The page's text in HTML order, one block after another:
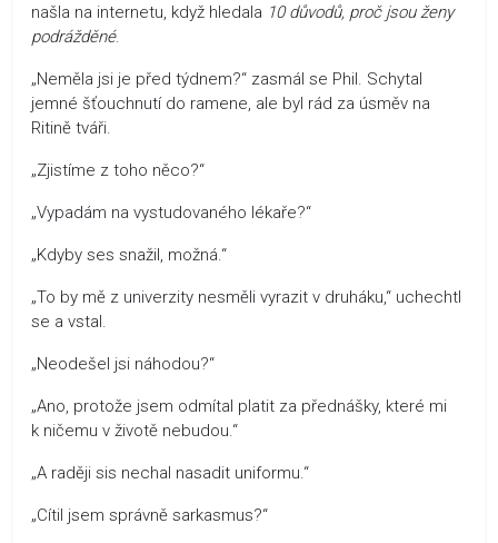
našla na internetu, když hledala 10 důvodů, proč jsou ženy
podrážděné.
„Neměla jsi je před týdnem?“ zasmál se Phil. Schytal
jemné šťouchnutí do ramene, ale byl rád za úsměv na
Ritině tváři.
„Zjistíme z toho něco?“
„Vypadám na vystudovaného lékaře?“
„Kdyby ses snažil, možná.“
„To by mě z univerzity nesměli vyrazit v druháku,“ uchechtl
se a vstal.
„Neodešel jsi náhodou?“
„Ano, protože jsem odmítal platit za přednášky, které mi
k ničemu v životě nebudou.“
„A raději sis nechal nasadit uniformu.“
„Cítil jsem správně sarkasmus?“